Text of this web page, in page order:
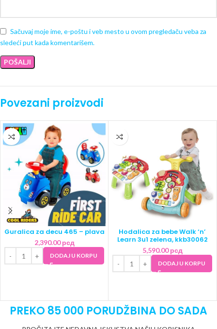
Sačuvaj moje ime, e-poštu i veb mesto u ovom pregledaču veba za
sledeći put kada komentarišem.
Povezani proizvodi
Guralica za decu 465 – plava
2,390.00рсд
DODAJ U KORPU
Hodalica za bebe Walk ‘n’
Learn 3u1 zelena, kkb30062
5,590.00рсд
DODAJ U KORPU
PREKO 85 000 PORUDŽBINA DO SADA